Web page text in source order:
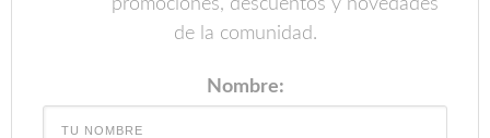
promociones, descuentos y novedades
de la comunidad.
Nombre: